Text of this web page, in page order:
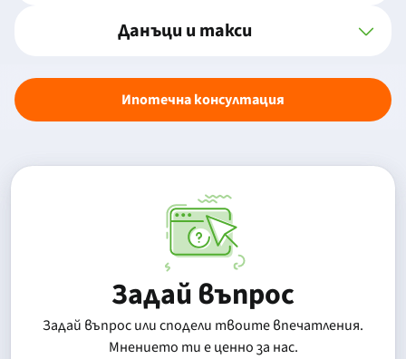
Данъци и такси
Ипотечна консултация
Задай въпрос
Задай въпрос или сподели твоите впечатления.
Mнението ти е ценно за нас.